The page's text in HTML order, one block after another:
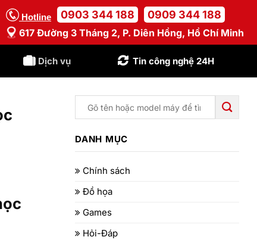
Hotline 0903 344 188 0909 344 188
617 Đường 3 Tháng 2, P. Diên Hồng, Hồ Chí Minh
Dịch vụ Tin công nghệ 24H
DANH MỤC
Chính sách
Đồ họa
Games
Hỏi-Đáp